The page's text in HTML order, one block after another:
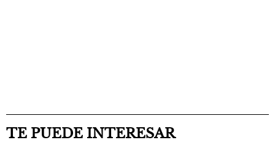
TE PUEDE INTERESAR